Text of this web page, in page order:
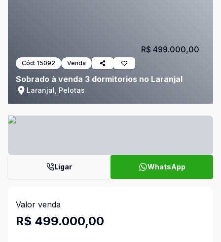
Cód: 15092 Venda
Sobrado à venda 3 dormitorios no Laranjal
Laranjal, Pelotas
R$ 499.000,00
Ligar WhatsApp
Valor venda
R$ 499.000,00